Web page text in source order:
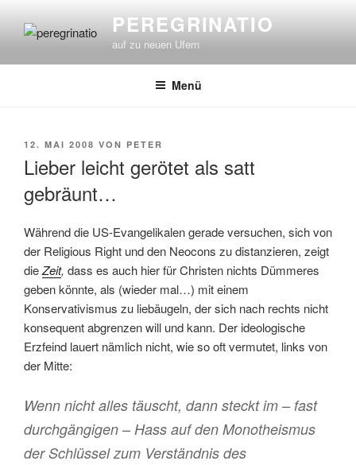
Inhalt
PEREGRINATIO
auf zu neuen Ufern
Menü
VERÖFFENTLICHT
12. MAI 2008 VON PETER
Lieber leicht gerötet als satt
gebräunt…
Während die US-Evangelikalen gerade versuchen, sich von
der Religious Right und den Neocons zu distanzieren, zeigt
dieZeit, dass es auch hier für Christen nichts Dümmeres
geben könnte, als (wieder mal…) mit einem
Konservativismus zu liebäugeln, der sich nach rechts nicht
konsequent abgrenzen will und kann. Der ideologische
Erzfeind lauert nämlich nicht, wie so oft vermutet, links von
der Mitte:
Wenn nicht alles täuscht, dann steckt im – fast
durchgängigen – Hass auf den Monotheismus
der Schlüssel zum Verständnis des